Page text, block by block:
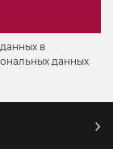
в
данных